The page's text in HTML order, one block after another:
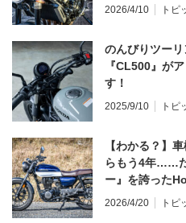
てならず／
2026/4/10 トピ
のんびりツー
『CL500』が
す！
2025/9/10 トピ
【わかる？】
らもう4年……
ー』を誇った
う？
2026/4/20 トピ